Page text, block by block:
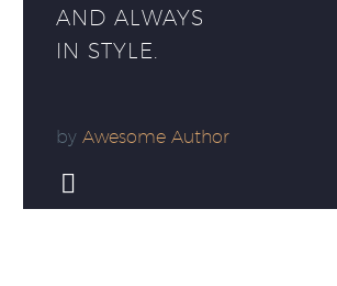
AND ALWAYS
IN STYLE.
by Awesome Author

